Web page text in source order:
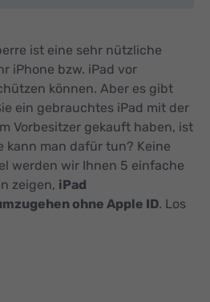
ist eine sehr nützliche
iPhone bzw. iPad vor
können. Aber es gibt
ein gebrauchtes iPad mit der
Vorbesitzer gekauft haben, ist
kann man dafür tun? Keine
werden wir Ihnen 5 einfache
zeigen, iPad
ohne Apple ID. Los